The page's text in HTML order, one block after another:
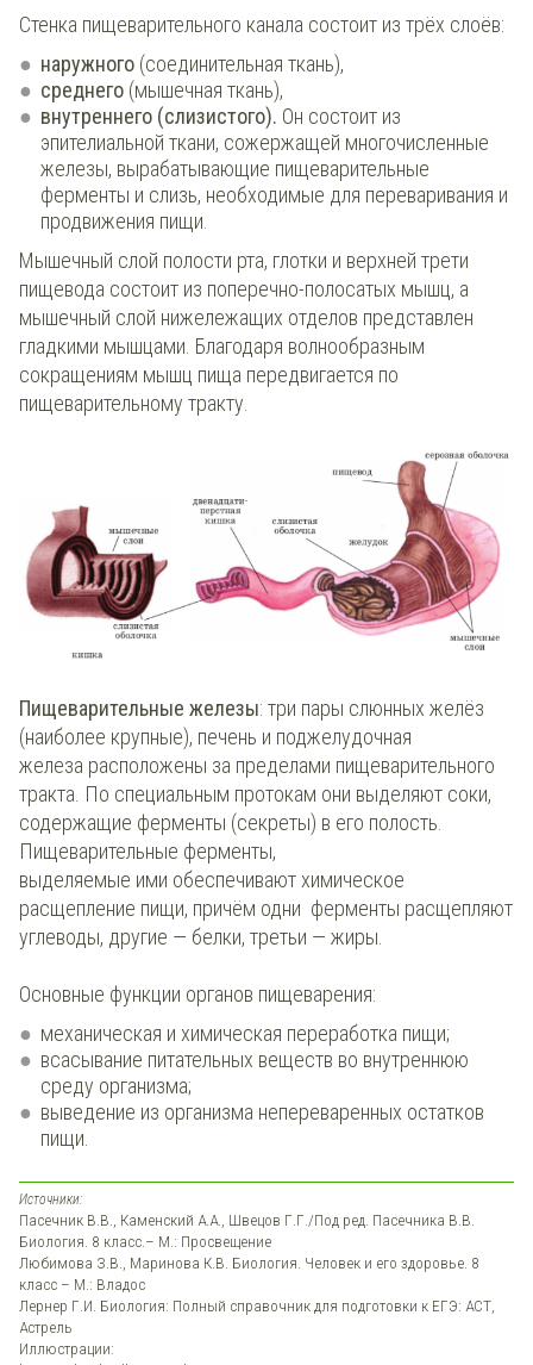
Стенка пищеварительного канала состоит из трёх слоёв:
наружного (соединительная ткань),
среднего (мышечная ткань),
внутреннего (слизистого). Он состоит из
эпителиальной ткани, сожержащей многочисленные
железы, вырабатывающие пищеварительные
ферменты и слизь, необходимые для переваривания и
продвижения пищи.
Мышечный слой полости рта, глотки и верхней трети
пищевода состоит из поперечно-полосатых мышц, а
мышечный слой нижележащих отделов представлен
гладкими мышцами. Благодаря волнообразным
сокращениям мышц пища передвигается по
пищеварительному тракту.
Пищеварительные железы: три пары слюнных желёз
(наиболее крупные), печень и поджелудочная
железа расположены за пределами пищеварительного
тракта. По специальным протокам они выделяют соки,
содержащие ферменты (секреты) в его полость.
Пищеварительные ферменты,
выделяемые ими обеспечивают химическое
расщепление пищи, причём одни ферменты расщепляют
углеводы, другие — белки, третьи — жиры.
Основные функции органов пищеварения:
механическая и химическая переработка пищи;
всасывание питательных веществ во внутреннюю
среду организма;
выведение из организма непереваренных остатков
пищи.
Источники:
Пасечник В.В., Каменский А.А., Швецов Г.Г./Под ред. Пасечника В.В.
Биология. 8 класс.– М.: Просвещение
Любимова З.В., Маринова К.В. Биология. Человек и его здоровье. 8
класс – М.: Владос
Лернер Г.И. Биология: Полный справочник для подготовки к ЕГЭ: АСТ,
Астрель
Иллюстрации: